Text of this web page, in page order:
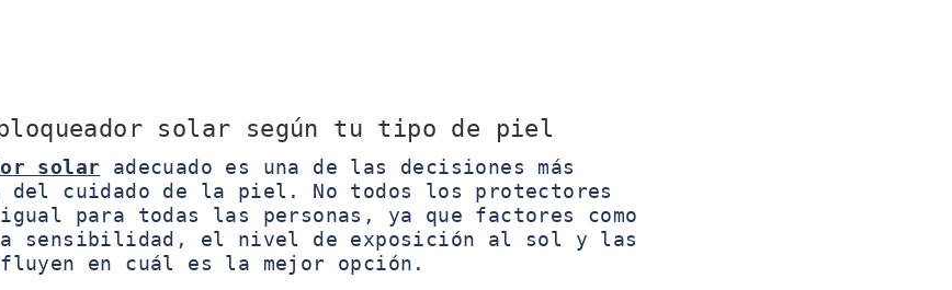
solar según tu tipo de piel
solar adecuado es una de las decisiones más
del cuidado de la piel. No todos los protectores
para todas las personas, ya que factores como
el nivel de exposición al sol y las
en cuál es la mejor opción.